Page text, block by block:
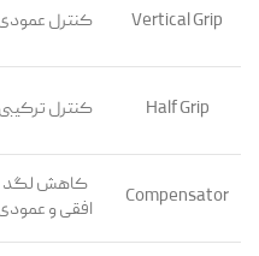
Vertical Grip کنترل
Half Grip کنترل ترکیبی
Compensator
کاهش لگد
افقی و